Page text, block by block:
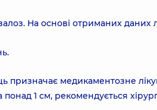
На основі отриманих даних
призначає медикаментозне
1 см, рекомендується